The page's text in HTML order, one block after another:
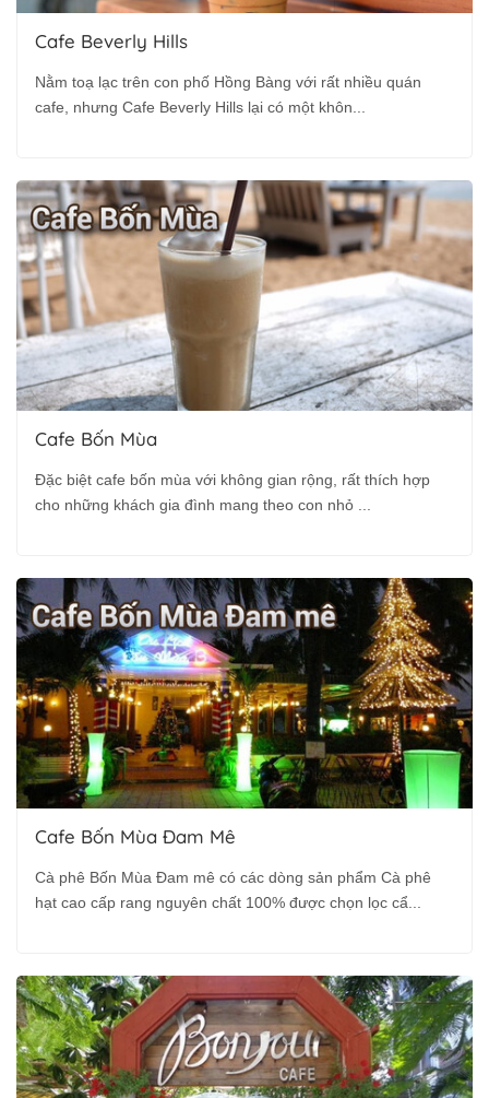
Cafe Beverly Hills
Nằm toạ lạc trên con phố Hồng Bàng với rất nhiều quán
cafe, nhưng Cafe Beverly Hills lại có một khôn...
Cafe Bốn Mùa
Đặc biệt cafe bốn mùa với không gian rộng, rất thích hợp
cho những khách gia đình mang theo con nhỏ ...
Cafe Bốn Mùa Đam Mê
Cà phê Bốn Mùa Đam mê có các dòng sản phẩm Cà phê
hạt cao cấp rang nguyên chất 100% được chọn lọc cẩ...